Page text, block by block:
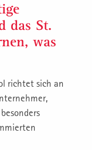
das St.
was
richtet sich an